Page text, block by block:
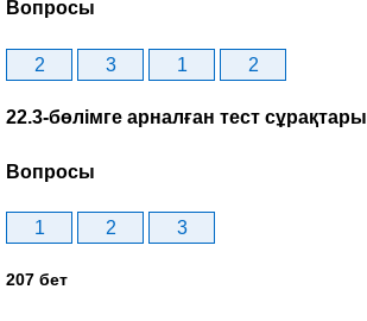
Вопросы
2 3 1 2
22.3-бөлімге арналған тест сұрақтары
Вопросы
1 2 3
207 бет